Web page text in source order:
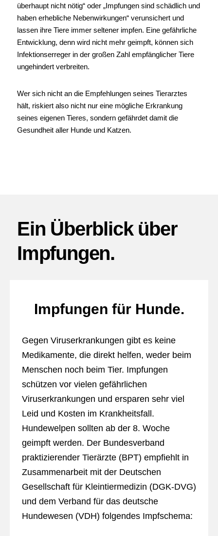
überhaupt nicht nötig“ oder „Impfungen sind schädlich und
haben erhebliche Nebenwirkungen“ verunsichert und
lassen ihre Tiere immer seltener impfen. Eine gefährliche
Entwicklung, denn wird nicht mehr geimpft, können sich
Infektionserreger in der großen Zahl empfänglicher Tiere
ungehindert verbreiten.
Wer sich nicht an die Empfehlungen seines Tierarztes
hält, riskiert also nicht nur eine mögliche Erkrankung
seines eigenen Tieres, sondern gefährdet damit die
Gesundheit aller Hunde und Katzen.
Ein Überblick über
Impfungen.
Impfungen für Hunde.
Gegen Viruserkrankungen gibt es keine
Medikamente, die direkt helfen, weder beim
Menschen noch beim Tier. Impfungen
schützen vor vielen gefährlichen
Viruserkrankungen und ersparen sehr viel
Leid und Kosten im Krankheitsfall.
Hundewelpen sollten ab der 8. Woche
geimpft werden. Der Bundesverband
praktizierender Tierärzte (BPT) empfiehlt in
Zusammenarbeit mit der Deutschen
Gesellschaft für Kleintiermedizin (DGK-DVG)
und dem Verband für das deutsche
Hundewesen (VDH) folgendes Impfschema: